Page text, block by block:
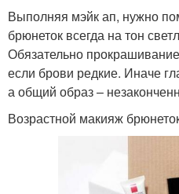
Выполняя мэйк ап, нужно
брюнеток всегда на тон
Обязательно
если брови редкие. Иначе
а общий образ –
Возрастной макияж